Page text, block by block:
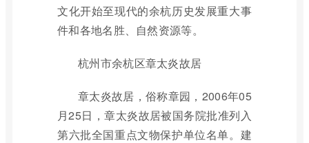
文化开始至现代的余杭历史发展重大事
件和各地名胜、自然资源等。
杭州市余杭区章太炎故居
章太炎故居，俗称章园，2006年05
月25日，章太炎故居被国务院批准列入
第六批全国重点文物保护单位名单。建